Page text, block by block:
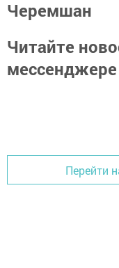
Черемшан
Читайте
мессенджере
Перейти